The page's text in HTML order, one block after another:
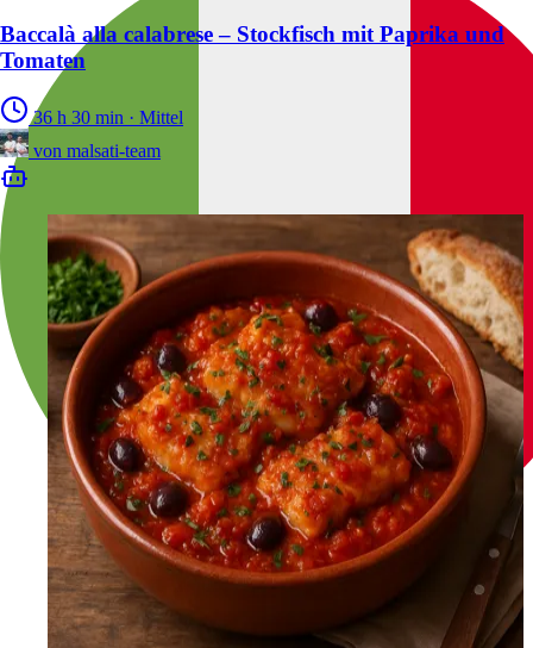
Baccalà alla calabrese – Stockfisch mit Paprika und
Tomaten
36 h 30 min · Mittel
von malsati-team